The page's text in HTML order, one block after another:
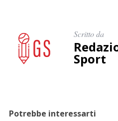
Scritto da
Sport
Potrebbe interessarti
r
: